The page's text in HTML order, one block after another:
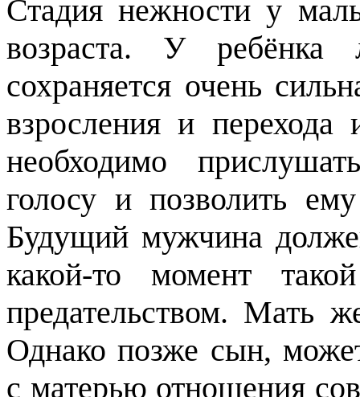
Стадия нежности у
возраста. У
сохраняется очень
взросления и
необходимо
голосу и позволить
Будущий мужчина
какой-то момент
предательством. Мать
Однако позже сын,
с матерью отношения